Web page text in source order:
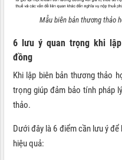
Mẫu biên bản thương thảo
6 lưu ý quan trọng khi
đồng
Khi lập biên bản thương thảo
trọng giúp đảm bảo tính pháp
thảo.
Dưới đây là 6 điểm cần lưu ý
hiệu quả: